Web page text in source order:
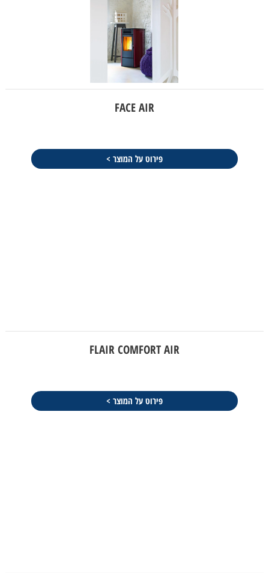
FACE AIR
פירוט על המוצר >
FLAIR COMFORT AIR
פירוט על המוצר >